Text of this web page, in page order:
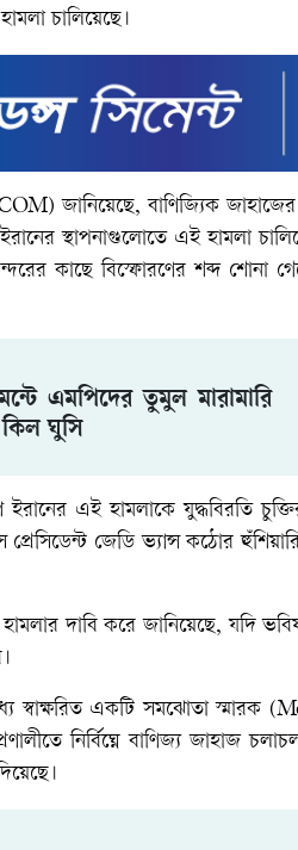
চালিয়েছে।
জানিয়েছে, বাণিজ্যিক
স্থাপনাগুলোতে এই হামলা
কাছে বিস্ফোরণের শব্দ শোনা
এমপিদের তুমুল মারামারি
ঘুসি
ইরানের এই হামলাকে যুদ্ধবিরতি
জেডি ভ্যান্স কঠোর
দাবি করে জানিয়েছে, যদি
স্বাক্ষরিত একটি সমঝোতা স্মারক
নির্বিঘ্নে বাণিজ্য জাহাজ